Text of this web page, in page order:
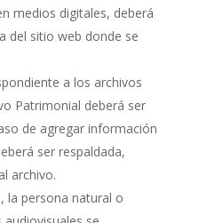
medios digitales, deberá
del sitio web donde se
a los archivos
Patrimonial deberá ser
de agregar información
ser respaldada,
archivo.
la persona natural o